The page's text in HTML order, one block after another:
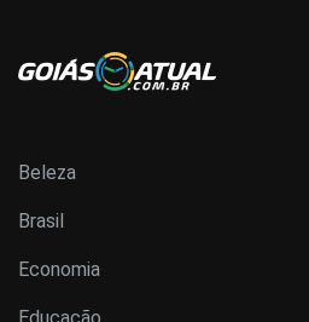
Beleza
Brasil
Economia